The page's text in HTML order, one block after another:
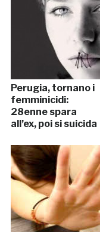
Perugia, tornano i
femminicidi:
28enne spara
all’ex, poi si suicida